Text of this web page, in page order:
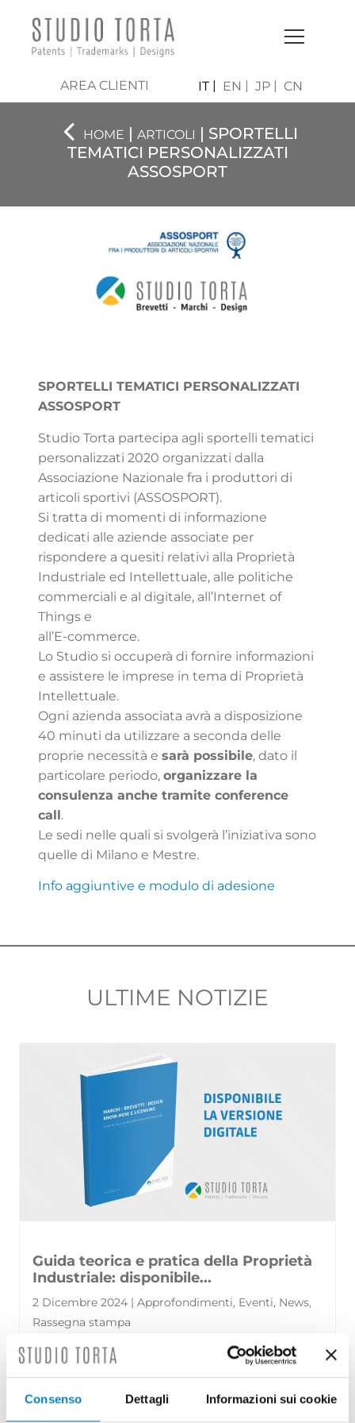
Consenso Dettagli Informazioni sui cookie
AREA CLIENTI IT EN JP CN
HOME | ARTICOLI | SPORTELLI
TEMATICI PERSONALIZZATI
ASSOSPORT
SPORTELLI TEMATICI PERSONALIZZATI
ASSOSPORT
Studio Torta partecipa agli sportelli tematici
personalizzati 2020 organizzati dalla
Associazione Nazionale fra i produttori di
articoli sportivi (ASSOSPORT).
Si tratta di momenti di informazione
dedicati alle aziende associate per
rispondere a quesiti relativi alla Proprietà
Industriale ed Intellettuale, alle politiche
commerciali e al digitale, all’Internet of
Things e
all’E-commerce.
Lo Studio si occuperà di fornire informazioni
e assistere le imprese in tema di Proprietà
Intellettuale.
Ogni azienda associata avrà a disposizione
40 minuti da utilizzare a seconda delle
proprie necessità e sarà possibile, dato il
particolare periodo, organizzare la
consulenza anche tramite conference
call.
Le sedi nelle quali si svolgerà l’iniziativa sono
quelle di Milano e Mestre.
Info aggiuntive e modulo di adesione
ULTIME NOTIZIE
Guida teorica e pratica della Proprietà
Industriale: disponibile...
2 Dicembre 2024 | Approfondimenti, Eventi, News,
Rassegna stampa
È disponibile la settima edizione della Guida
teorica e pratica della Proprietà Industriale,
una pubblicazione curata [...]